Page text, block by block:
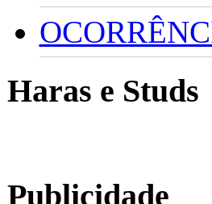
Haras e Studs
Publicidade